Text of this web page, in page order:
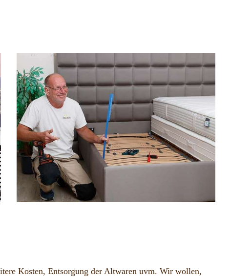
Kosten, Entsorgung der Altwaren uvm. Wir wollen,